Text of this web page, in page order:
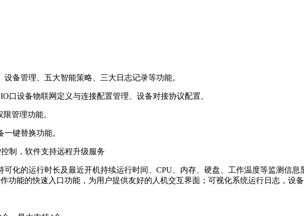
理软件功能特点：
备管理、五大智能策略、三大日志记录等功能。
口设备物联网定义与连接配置管理、设备对接协议配置。
限管理功能。
一键替换功能。
远程手机APP控制，软件支持远程升级服务
化的运行时长及最近开机持续运行时间、CPU、内存、硬盘、工作温度等监测信
操作功能的快速入口功能，为用户提供友好的人机交互界面；可视化系统